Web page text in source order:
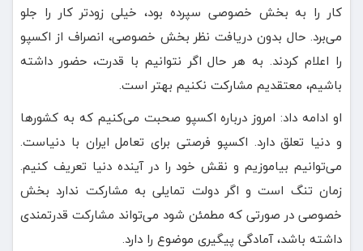
کار را به بخش خصوصی سپرده بود، خیلی زودتر کار را جلو
می‌برد. حال بدون دریافت نظر بخش خصوصی، انصراف از اکسپو
را اعلام کردند. به هر حال اگر نتوانیم با قدرت، حضور داشته
باشیم، معتقدیم مشارکت نکنیم بهتر است.
او ادامه داد: امروز درباره اکسپو صحبت می‌کنیم که به کشورها
و دنیا تعلق دارد. اکسپو فرصتی برای تعامل ایران با دنیاست.
می‌توانیم بیاموزیم و نقش خود را در آینده دنیا تعریف کنیم.
زمان تنگ است و اگر دولت تمایلی به مشارکت ندارد بخش
خصوصی در صورتی که مطمئن شود می‌تواند مشارکت قدرتمندی
داشته باشد، آمادگی پیگیری موضوع را دارد.